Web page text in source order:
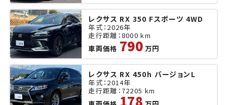
レクサス RX 350 Fスポーツ 4WD
年式：2026年
走行距離：8000 km
車両価格 790万円
レクサス RX 450h バージョンL
年式：2014年
走行距離：72205 km
178